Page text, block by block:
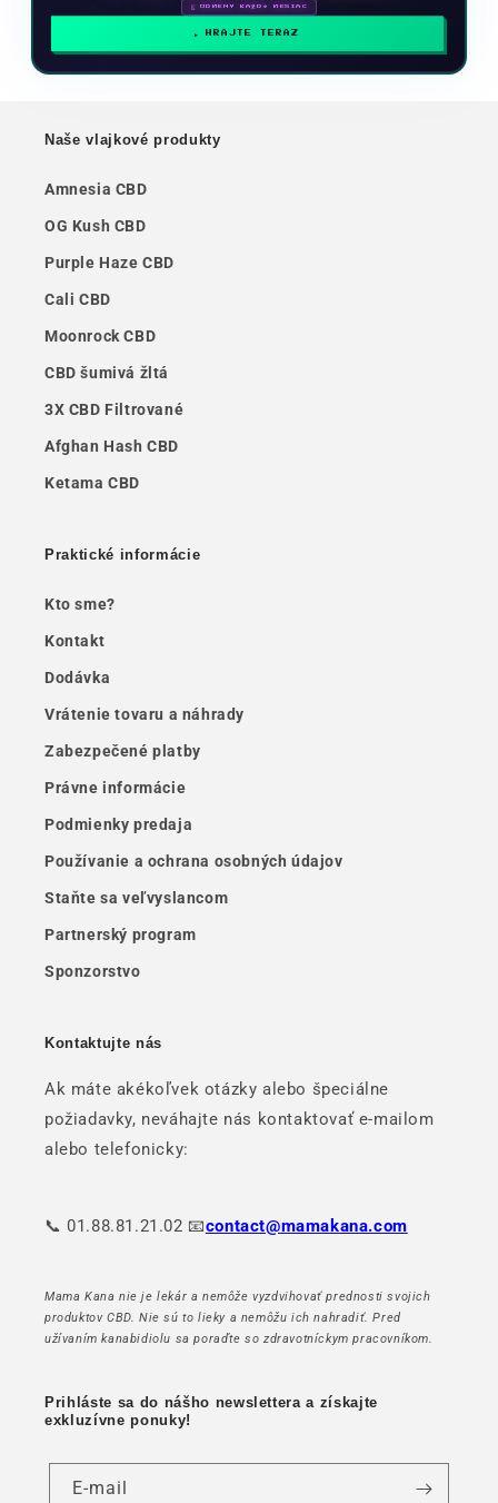
🗓 ODMENY KAŽDÝ MESIAC
HRAJTE TERAZ
Naše vlajkové produkty
Amnesia CBD
OG Kush CBD
Purple Haze CBD
Cali CBD
Moonrock CBD
CBD šumivá žltá
3X CBD Filtrované
Afghan Hash CBD
Ketama CBD
Praktické informácie
Kto sme?
Kontakt
Dodávka
Vrátenie tovaru a náhrady
Zabezpečené platby
Právne informácie
Podmienky predaja
Používanie a ochrana osobných údajov
Staňte sa veľvyslancom
Partnerský program
Sponzorstvo
Kontaktujte nás
Ak máte akékoľvek otázky alebo špeciálne
požiadavky, neváhajte nás kontaktovať e-mailom
alebo telefonicky:
📞 01.88.81.21.02 📧contact@mamakana.com
Mama Kana nie je lekár a nemôže vyzdvihovať prednosti svojich
produktov CBD. Nie sú to lieky a nemôžu ich nahradiť. Pred
užívaním kanabidiolu sa poraďte so zdravotníckym pracovníkom.
Prihláste sa do nášho newslettera a získajte
exkluzívne ponuky!
E-mail